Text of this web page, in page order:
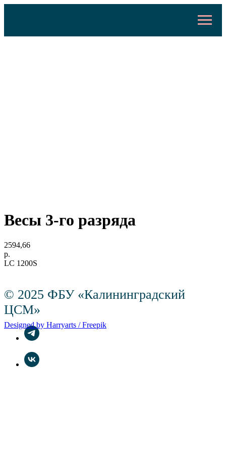
Весы 3-го разряда
2594,66
р.
LC 1200S
© 2025 ФБУ «Калининградский
ЦСМ»
Designed by Harryarts / Freepik